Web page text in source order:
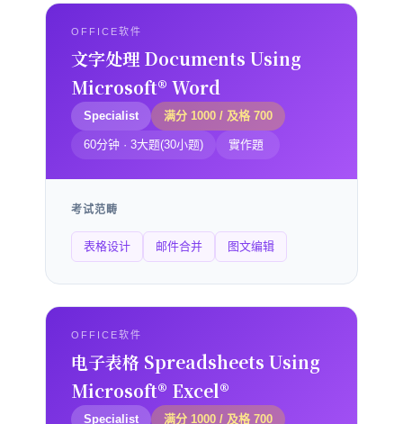
OFFICE软件
文字处理 Documents Using
Microsoft® Word
Specialist 满分 1000 / 及格 700
60分钟 · 3大题(30小题) 實作題
考试范畴
表格设计 邮件合并 图文编辑
OFFICE软件
电子表格 Spreadsheets Using
Microsoft® Excel®
Specialist 满分 1000 / 及格 700